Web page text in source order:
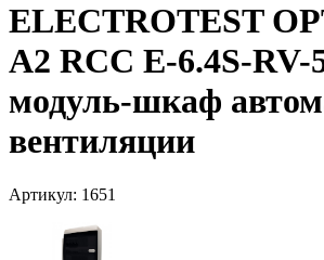
ELECTROTEST
A2 RCC E-6.4S-RV-
модуль-шкаф
вентиляции
Артикул: 1651